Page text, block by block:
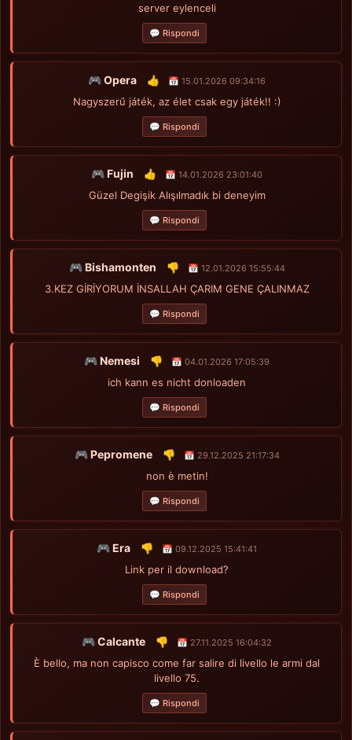
server eylenceli
💬 Rispondi
🎮 Opera 👍 📅 15.01.2026 09:34:16
Nagyszerű játék, az élet csak egy játék!! :)
💬 Rispondi
🎮 Fujin 👍 📅 14.01.2026 23:01:40
Güzel Degişik Alışılmadık bi deneyim
💬 Rispondi
🎮 Bishamonten 👎 📅 12.01.2026 15:55:44
3.KEZ GİRİYORUM İNSALLAH ÇARIM GENE ÇALINMAZ
💬 Rispondi
🎮 Nemesi 👎 📅 04.01.2026 17:05:39
ich kann es nicht donloaden
💬 Rispondi
🎮 Pepromene 👎 📅 29.12.2025 21:17:34
non è metin!
💬 Rispondi
🎮 Era 👎 📅 09.12.2025 15:41:41
Link per il download?
💬 Rispondi
🎮 Calcante 👎 📅 27.11.2025 16:04:32
È bello, ma non capisco come far salire di livello le armi dal
livello 75.
💬 Rispondi